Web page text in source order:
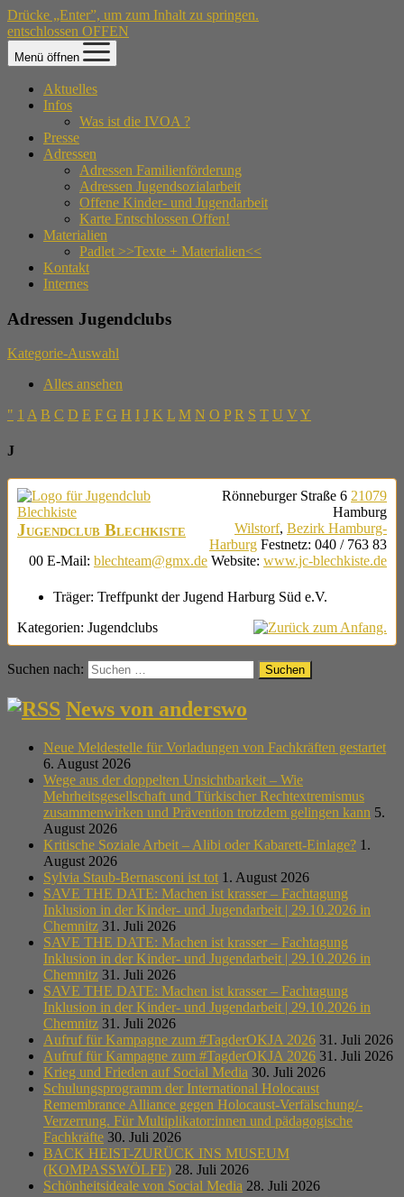
Drücke „Enter”, um zum Inhalt zu springen.
entschlossen OFFEN
Menü öffnen
Aktuelles
Infos
Was ist die IVOA ?
Presse
Adressen
Adressen Familienförderung
Adressen Jugendsozialarbeit
Offene Kinder- und Jugendarbeit
Karte Entschlossen Offen!
Materialien
Padlet >>Texte + Materialien<<
Kontakt
Internes
Adressen Jugendclubs
Kategorie-Auswahl
Alles ansehen
" 1 A B C D E F G H I J K L M N O P R S T U V Y
J
Jugendclub Blechkiste
Rönneburger Straße 6 21079
Hamburg
Wilstorf, Bezirk Hamburg-
Harburg Festnetz: 040 / 763 83
00 E-Mail: blechteam@gmx.de Website: www.jc-blechkiste.de
Träger: Treffpunkt der Jugend Harburg Süd e.V.
Kategorien: Jugendclubs
Suchen nach:
News von anderswo
Neue Meldestelle für Vorladungen von Fachkräften gestartet
6. August 2026
Wege aus der doppelten Unsichtbarkeit – Wie
Mehrheitsgesellschaft und Türkischer Rechtextremismus
zusammenwirken und Prävention trotzdem gelingen kann 5.
August 2026
Kritische Soziale Arbeit – Alibi oder Kabarett-Einlage? 1.
August 2026
Sylvia Staub-Bernasconi ist tot 1. August 2026
SAVE THE DATE: Machen ist krasser – Fachtagung
Inklusion in der Kinder- und Jugendarbeit | 29.10.2026 in
Chemnitz 31. Juli 2026
SAVE THE DATE: Machen ist krasser – Fachtagung
Inklusion in der Kinder- und Jugendarbeit | 29.10.2026 in
Chemnitz 31. Juli 2026
SAVE THE DATE: Machen ist krasser – Fachtagung
Inklusion in der Kinder- und Jugendarbeit | 29.10.2026 in
Chemnitz 31. Juli 2026
Aufruf für Kampagne zum #TagderOKJA 2026 31. Juli 2026
Aufruf für Kampagne zum #TagderOKJA 2026 31. Juli 2026
Krieg und Frieden auf Social Media 30. Juli 2026
Schulungsprogramm der International Holocaust
Remembrance Alliance gegen Holocaust-Verfälschung/-
Verzerrung. Für Multiplikator:innen und pädagogische
Fachkräfte 30. Juli 2026
BACK HEIST-ZURÜCK INS MUSEUM
(KOMPASSWÖLFE) 28. Juli 2026
Schönheitsideale von Social Media 28. Juli 2026